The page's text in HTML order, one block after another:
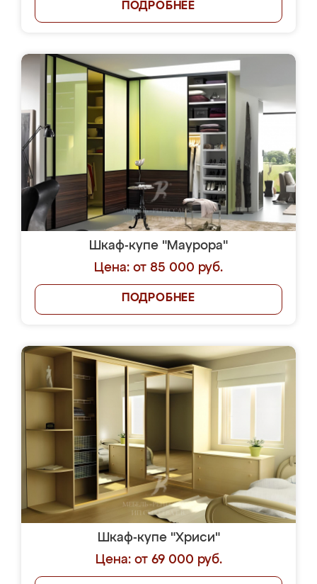
ПОДРОБНЕЕ
Шкаф-купе "Маурора"
Цена: от 85 000 руб.
ПОДРОБНЕЕ
Шкаф-купе "Хриси"
Цена: от 69 000 руб.